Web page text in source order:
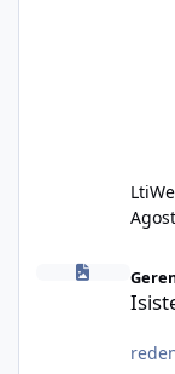
Isistem 9.8 API